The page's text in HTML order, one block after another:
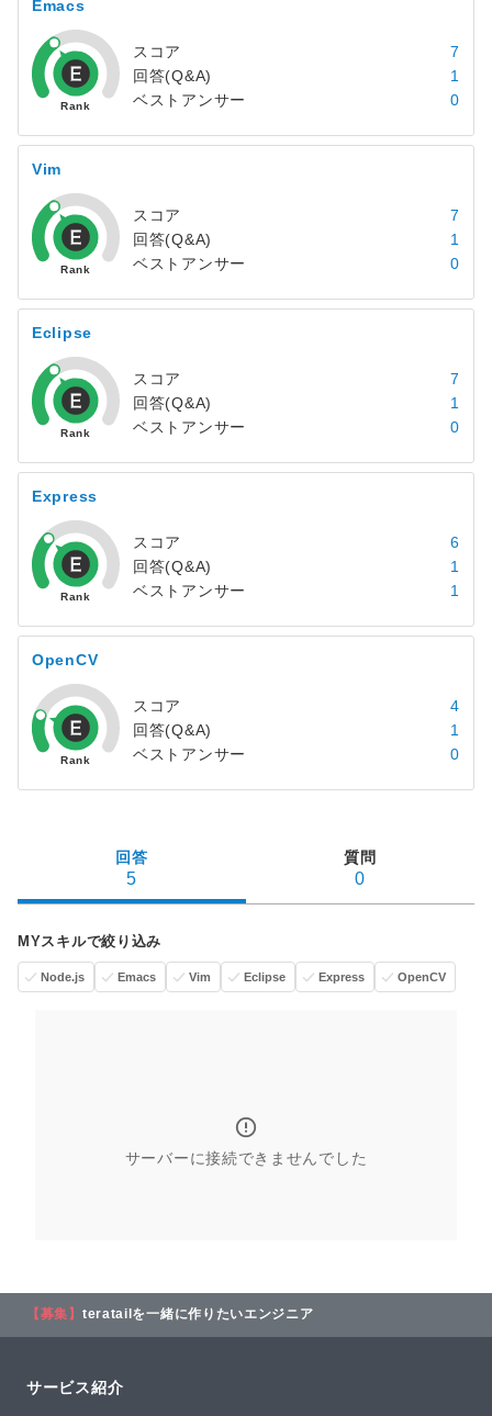
Emacs
スコア
7
回答(Q&A)
1
ベストアンサー
0
Vim
スコア
7
回答(Q&A)
1
ベストアンサー
0
Eclipse
スコア
7
回答(Q&A)
1
ベストアンサー
0
Express
スコア
6
回答(Q&A)
1
ベストアンサー
1
OpenCV
スコア
4
回答(Q&A)
1
ベストアンサー
0
回答
5
質問
0
MYスキルで絞り込み
Node.js Emacs Vim Eclipse Express OpenCV
サーバーに接続できませんでした
【募集】 teratailを一緒に作りたいエンジニア
サービス紹介